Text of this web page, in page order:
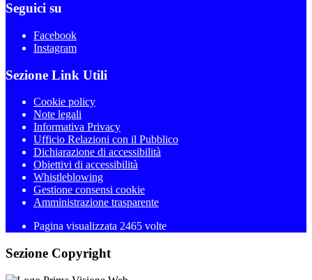
Seguici su
Facebook
Instagram
Sezione Link Utili
Cookie policy
Note legali
Informativa Privacy
Ufficio Relazioni con il Pubblico
Dichiarazione di accessibilità
Obiettivi di accessibilità
Whistleblowing
Gestione consensi cookie
Amministrazione trasparente
Pagina visualizzata 2465 volte
Sezione Copyright